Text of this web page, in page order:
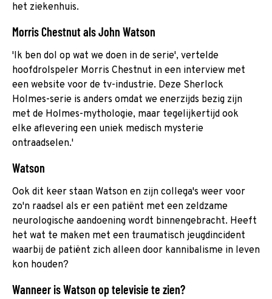
het ziekenhuis.
Morris Chestnut als John Watson
'Ik ben dol op wat we doen in de serie', vertelde
hoofdrolspeler Morris Chestnut in een interview met
een website voor de tv-industrie. Deze Sherlock
Holmes-serie is anders omdat we enerzijds bezig zijn
met de Holmes-mythologie, maar tegelijkertijd ook
elke aflevering een uniek medisch mysterie
ontraadselen.'
Watson
Ook dit keer staan Watson en zijn collega's weer voor
zo'n raadsel als er een patiënt met een zeldzame
neurologische aandoening wordt binnengebracht. Heeft
het wat te maken met een traumatisch jeugdincident
waarbij de patiënt zich alleen door kannibalisme in leven
kon houden?
Wanneer is Watson op televisie te zien?